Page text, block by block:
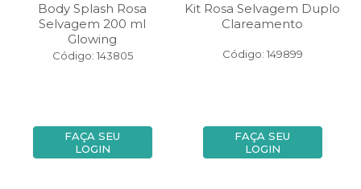
Body Splash Rosa
Selvagem 200 ml
Glowing
Código: 143805
FAÇA SEU
LOGIN
Kit Rosa Selvagem Duplo
Clareamento
Código: 149899
FAÇA SEU
LOGIN